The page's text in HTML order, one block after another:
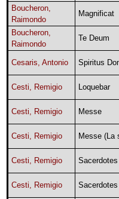
Boucheron,
Raimondo
Magnificat
Boucheron,
Raimondo
Te Deum
Cesaris, Antonio Spiritus
Cesti, Remigio Loquebar
Cesti, Remigio Messe
Cesti, Remigio Messe (La
Cesti, Remigio
Cesti, Remigio